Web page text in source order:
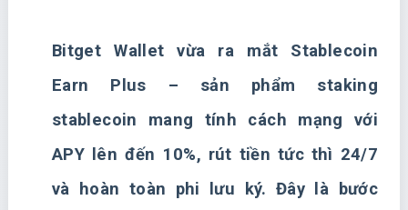
Bitget Wallet vừa ra mắt Stablecoin
Earn Plus – sản phẩm staking
stablecoin mang tính cách mạng với
APY lên đến 10%, rút tiền tức thì 24/7
và hoàn toàn phi lưu ký. Đây là bước